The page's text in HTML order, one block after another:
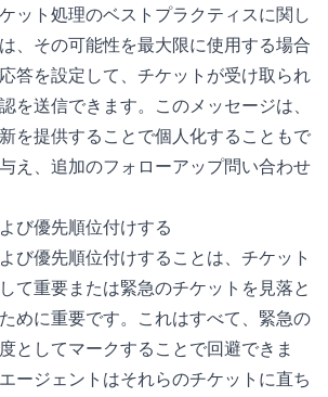
ット処理のベストプラクティスに関し
、その可能性を最大限に使用する場合
答を設定して、チケットが受け取られ
を送信できます。このメッセージは、
を提供することで個人化することもで
え、追加のフォローアップ問い合わせ
び優先順位付けする
び優先順位付けすることは、チケット
て重要または緊急のチケットを見落と
めに重要です。これはすべて、緊急の
としてマークすることで回避できま
ージェントはそれらのチケットに直ち